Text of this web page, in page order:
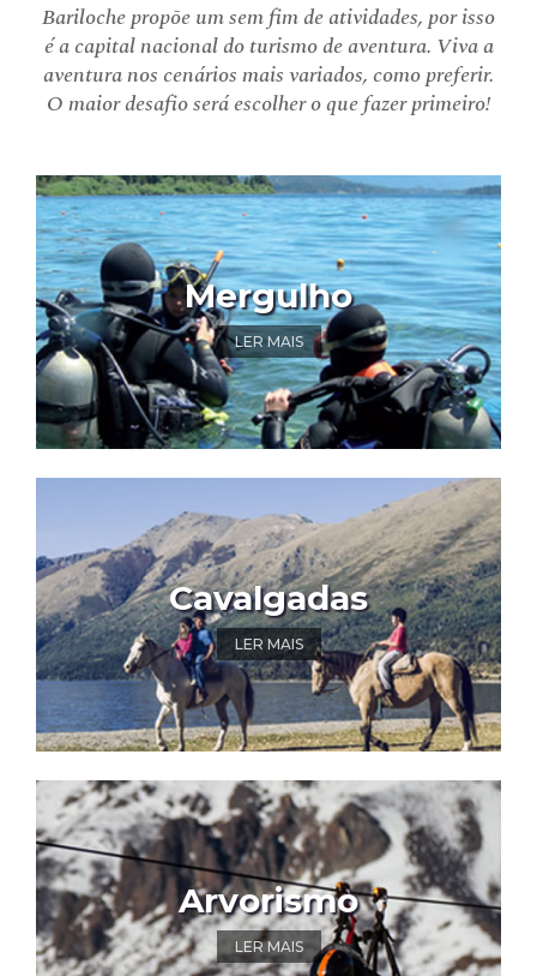
Bariloche propõe um sem fim de atividades, por isso
é a capital nacional do turismo de aventura. Viva a
aventura nos cenários mais variados, como preferir.
O maior desafio será escolher o que fazer primeiro!
Mergulho
LER MAIS
Cavalgadas
LER MAIS
Arvorismo
LER MAIS